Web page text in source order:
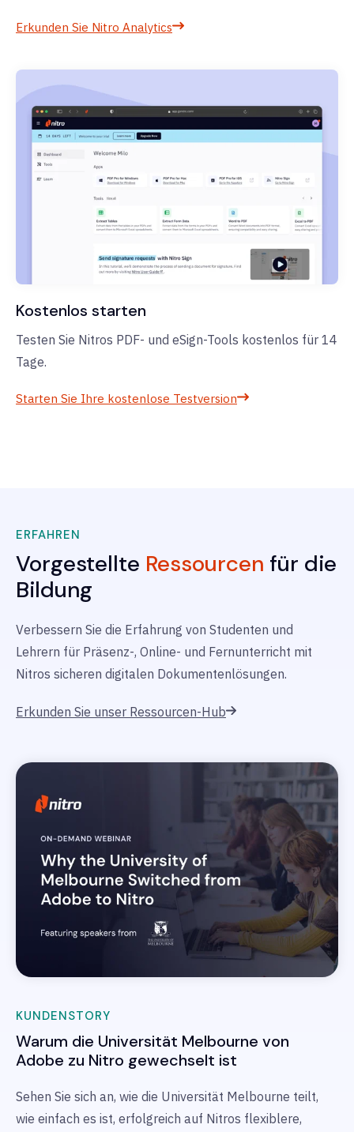
Erkunden Sie Nitro Analytics
Kostenlos starten
Testen Sie Nitros PDF- und eSign-Tools kostenlos für 14
Tage.
Starten Sie Ihre kostenlose Testversion
ERFAHREN
Vorgestellte Ressourcen für die
Bildung
Verbessern Sie die Erfahrung von Studenten und
Lehrern für Präsenz-, Online- und Fernunterricht mit
Nitros sicheren digitalen Dokumentenlösungen.
Erkunden Sie unser Ressourcen-Hub
KUNDENSTORY
Warum die Universität Melbourne von
Adobe zu Nitro gewechselt ist
Sehen Sie sich an, wie die Universität Melbourne teilt,
wie einfach es ist, erfolgreich auf Nitros flexiblere,